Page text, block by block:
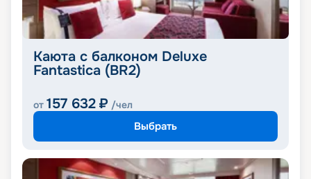
Каюта с балконом Deluxe
Fantastica (BR2)
от 157 632 ₽ /чел
Выбрать